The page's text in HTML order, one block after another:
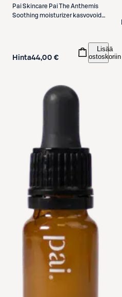
Pai Skincare Pai The Anthemis
Soothing moisturizer kasvovoide
Hinta44,00 €
Lisää
ostoskoriin